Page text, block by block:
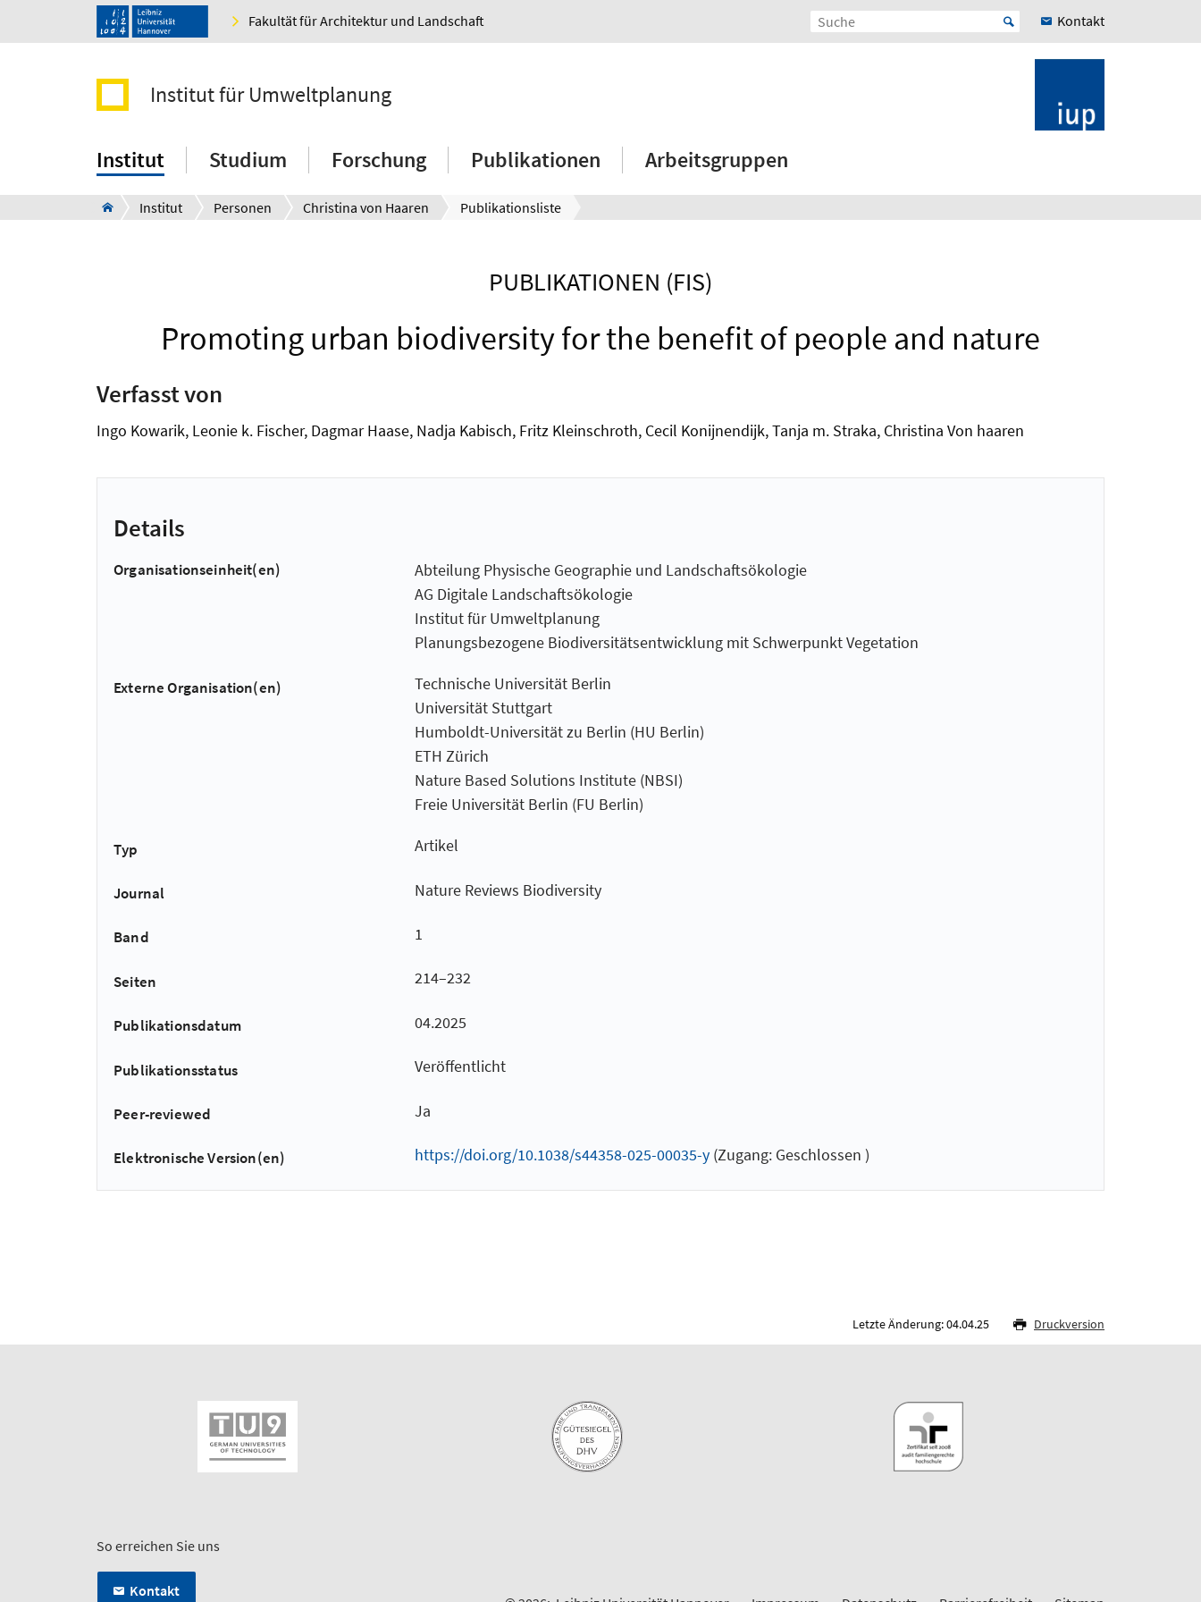
Fakultät für Architektur und Landschaft Kontakt
Institut für Umweltplanung
Institut Studium Forschung Publikationen Arbeitsgruppen
Institut Personen Christina von Haaren Publikationsliste
PUBLIKATIONEN (FIS)
Promoting urban biodiversity for the benefit of people and nature
Verfasst von
Ingo Kowarik, Leonie k. Fischer, Dagmar Haase, Nadja Kabisch, Fritz Kleinschroth, Cecil Konijnendijk, Tanja m. Straka, Christina Von haaren
Details
Organisationseinheit(en)
Abteilung Physische Geographie und Landschaftsökologie
AG Digitale Landschaftsökologie
Institut für Umweltplanung
Planungsbezogene Biodiversitätsentwicklung mit Schwerpunkt Vegetation
Externe Organisation(en)
Technische Universität Berlin
Universität Stuttgart
Humboldt-Universität zu Berlin (HU Berlin)
ETH Zürich
Nature Based Solutions Institute (NBSI)
Freie Universität Berlin (FU Berlin)
Typ Artikel
Journal Nature Reviews Biodiversity
Band 1
Seiten 214–232
Publikationsdatum 04.2025
Publikationsstatus Veröffentlicht
Peer-reviewed Ja
Elektronische Version(en) https://doi.org/10.1038/s44358-025-00035-y(Zugang: Geschlossen )
Letzte Änderung: 04.04.25 Druckversion
So erreichen Sie uns
Kontakt